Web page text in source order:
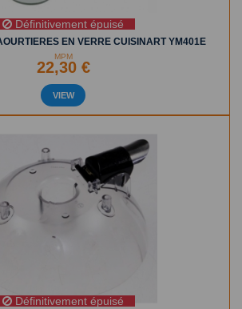
Définitivement épuisé
EN VERRE CUISINART YM401E
MPM
22,30 €
VIEW
Définitivement épuisé